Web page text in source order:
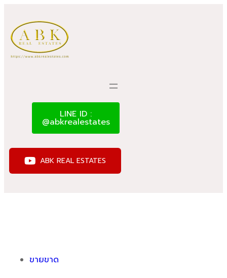
LINE ID :
@abkrealestates
ABK REAL ESTATES
ขายขาด